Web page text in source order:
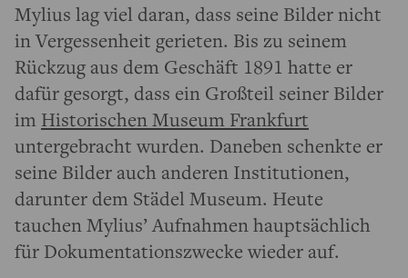
Mylius lag viel daran, dass seine Bilder nicht
in Vergessenheit gerieten. Bis zu seinem
Rückzug aus dem Geschäft 1891 hatte er
dafür gesorgt, dass ein Großteil seiner Bilder
im Historischen Museum Frankfurt
untergebracht wurden. Daneben schenkte er
seine Bilder auch anderen Institutionen,
darunter dem Städel Museum. Heute
tauchen Mylius’ Aufnahmen hauptsächlich
für Dokumentationszwecke wieder auf.